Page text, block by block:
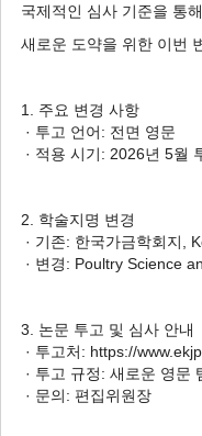
Author: Dam-hee Park
2 Articles are founded.
in Korea 2018
2018년도에 분리된 닭 전
Dam-Hee Park , Ha-Na
Hyo-Sun Ju
, Kyu-Jik Kim
Chang-Seon Song
국제적인 심사 기준을 통
새로운 도약을 위한 이번
1. 주요 변경 사항
· 투고 언어: 전면 영문
· 적용 시기: 2026년 5월
2. 학술지명 변경
· 기존: 한국가금학회지,
· 변경: Poultry Science
3. 논문 투고 및 심사 안내
· 투고처: https://
· 투고 규정: 새로운 영문
· 문의: 편집위원장